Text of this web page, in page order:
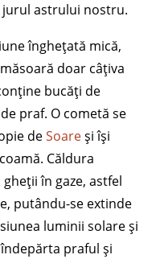
astrului nostru.
înghețată mică,
doar câțiva
bucăți de
praf. O cometă se
deSoareși își
Căldura
în gaze, astfel
putându-se extinde
luminii solare și
praful și